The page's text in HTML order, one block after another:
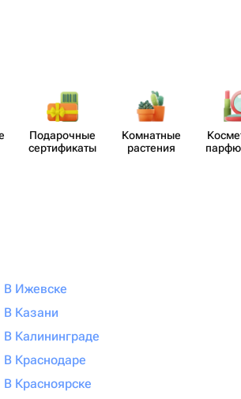
Пода​рочные
серти​фикаты
Комнатные
растения
В Ижевске
В Казани
В Калининграде
В Краснодаре
В Красноярске